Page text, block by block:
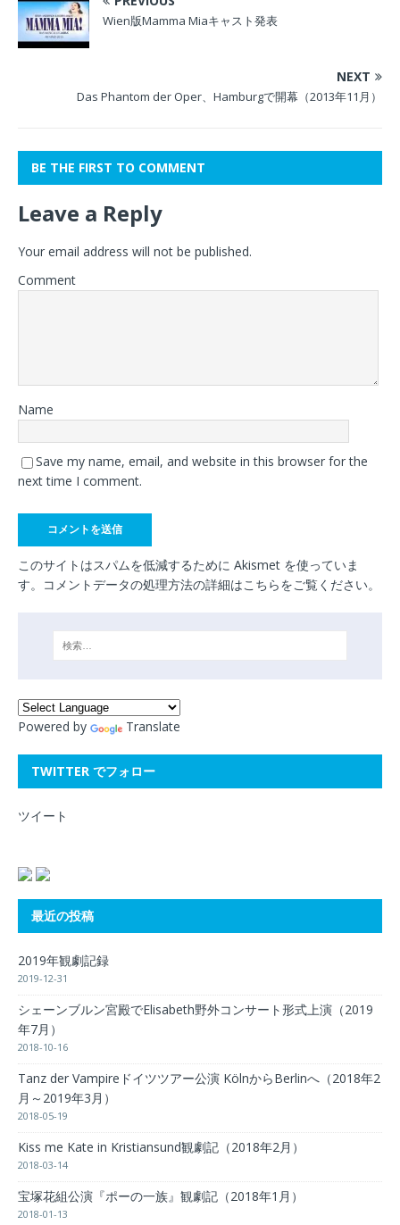
Wien版Mamma Miaキャスト発表
NEXT
Das Phantom der Oper、Hamburgで開幕（2013年11月）
BE THE FIRST TO COMMENT
Leave a Reply
Your email address will not be published.
Comment
Name
Save my name, email, and website in this browser for the
next time I comment.
このサイトはスパムを低減するために Akismet を使っていま
す。 コメントデータの処理方法の詳細はこちらをご覧ください。
Powered by Translate
TWITTER でフォロー
ツイート
最近の投稿
2019年観劇記録
2019-12-31
シェーンブルン宮殿でElisabeth野外コンサート形式上演（2019
年7月）
2018-10-16
Tanz der Vampireドイツツアー公演 KölnからBerlinへ（2018年2
月～2019年3月）
2018-05-19
Kiss me Kate in Kristiansund観劇記（2018年2月）
2018-03-14
宝塚花組公演『ポーの一族』観劇記（2018年1月）
2018-01-13